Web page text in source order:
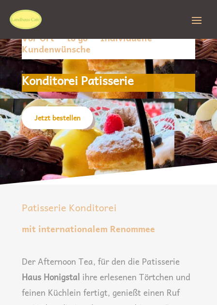
Vor Ort — to go — Individuelle
Kundenwünsche
Konditorei Patisserie
Jetzt bestel­len
Patisserie Konditorei
mit internationalem Renommee
Der After­noon Tea, für den die Patis­se­rie
Haus Honig­stal ihre erle­se­nen Tört­chen und
fei­nen Küch­lein fer­tigt, genießt einen Ruf